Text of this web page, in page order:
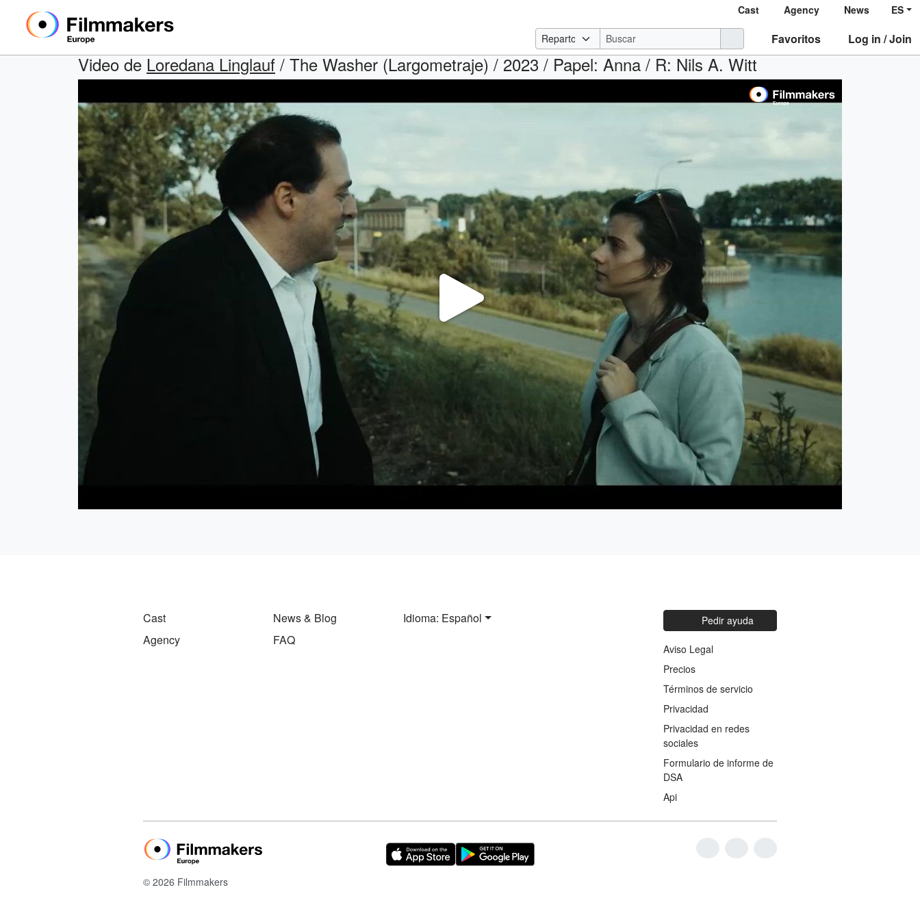
Cast Agency News ES
Favoritos Log in / Join
Video de Loredana Linglauf / The Washer (Largometraje) / 2023 / Papel: Anna / R: Nils A. Witt
Reproducir
Vídeo
Cast
Agency
News & Blog
FAQ
Idioma: Español Pedir ayuda
Aviso Legal
Precios
Términos de servicio
Privacidad
Privacidad en redes
sociales
Formulario de informe de
DSA
Api
© 2026 Filmmakers